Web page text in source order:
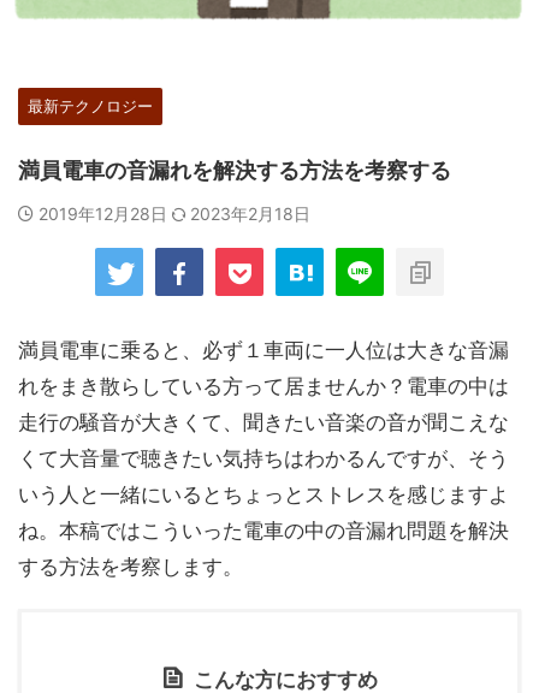
最新テクノロジー
満員電車の音漏れを解決する方法を考察する
2019年12月28日 2023年2月18日
満員電車に乗ると、必ず１車両に一人位は大きな音漏
れをまき散らしている方って居ませんか？電車の中は
走行の騒音が大きくて、聞きたい音楽の音が聞こえな
くて大音量で聴きたい気持ちはわかるんですが、そう
いう人と一緒にいるとちょっとストレスを感じますよ
ね。本稿ではこういった電車の中の音漏れ問題を解決
する方法を考察します。
こんな方におすすめ